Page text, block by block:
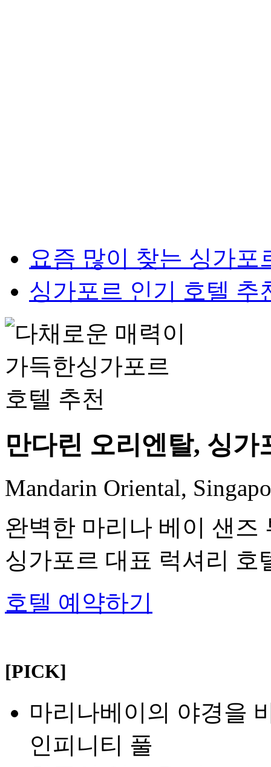
요즘 많이 찾는 싱가포
싱가포르 인기 호텔 추
만다린 오리엔탈, 싱가
Mandarin Oriental,
완벽한 마리나 베이 샌즈
싱가포르 대표 럭셔리 호
호텔 예약하기
[PICK]
마리나베이의 야경을
인피니티 풀